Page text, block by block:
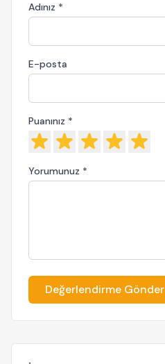
Adınız *
E-posta
Puanınız *
Yorumunuz *
Değerlendirme Gönder